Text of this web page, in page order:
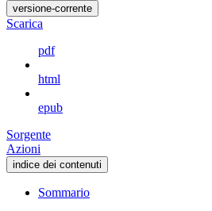
versione-corrente
Scarica
pdf
html
epub
Sorgente
Azioni
indice dei contenuti
Sommario